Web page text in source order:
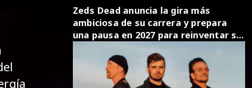
Zeds Dead anuncia la gira más
ambiciosa de su carrera y prepara
una pausa en 2027 para reinventar su